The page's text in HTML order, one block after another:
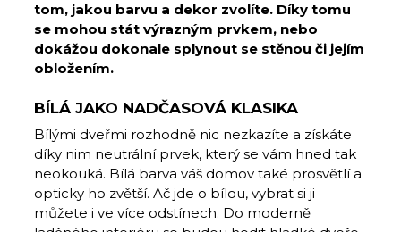
tom, jakou barvu a dekor zvolíte. Díky tomu
se mohou stát výrazným prvkem, nebo
dokážou dokonale splynout se stěnou či jejím
obložením.
BÍLÁ JAKO NADČASOVÁ KLASIKA
Bílými dveřmi rozhodně nic nezkazíte a získáte
díky nim neutrální prvek, který se vám hned tak
neokouká. Bílá barva váš domov také prosvětlí a
opticky ho zvětší. Ač jde o bílou, vybrat si ji
můžete i ve více odstínech. Do moderně